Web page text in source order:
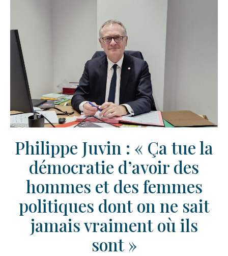
Philippe Juvin : « Ça tue la
démocratie d’avoir des
hommes et des femmes
politiques dont on ne sait
jamais vraiment où ils
sont »